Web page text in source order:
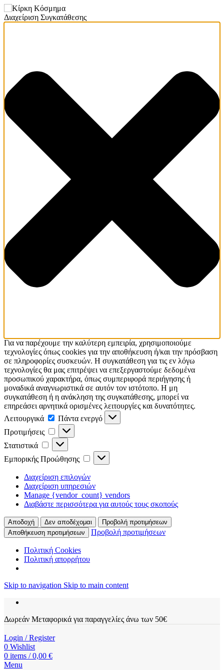
Διαχείριση Συγκατάθεσης
Για να παρέχουμε την καλύτερη εμπειρία, χρησιμοποιούμε
τεχνολογίες όπως cookies για την αποθήκευση ή/και την πρόσβαση
σε πληροφορίες συσκευών. Η συγκατάθεση για τις εν λόγω
τεχνολογίες θα μας επιτρέψει να επεξεργαστούμε δεδομένα
προσωπικού χαρακτήρα, όπως συμπεριφορά περιήγησης ή
μοναδικά αναγνωριστικά σε αυτόν τον ιστότοπο. Η μη
συγκατάθεση ή η ανάκληση της συγκατάθεσης, μπορεί να
επηρεάσει αρνητικά ορισμένες λειτουργίες και δυνατότητες.
Λειτουργικά
Πάντα ενεργό
Προτιμήσεις
Στατιστικά
Εμπορικής Προώθησης
Διαχείριση επιλογών
Διαχείριση υπηρεσιών
Manage {vendor_count} vendors
Διαβάστε περισσότερα για αυτούς τους σκοπούς
Αποδοχή Δεν αποδέχομαι
Προβολή προτιμήσεων
Αποθήκευση προτιμήσεων
Προβολή προτιμήσεων
Πολιτική Cookies
Πολιτική απορρήτου
Skip to navigation Skip to main content
Δωρεάν Μεταφορικά για παραγγελίες άνω των 50€
Login / Register
0 Wishlist
0 items / 0,00 €
Menu